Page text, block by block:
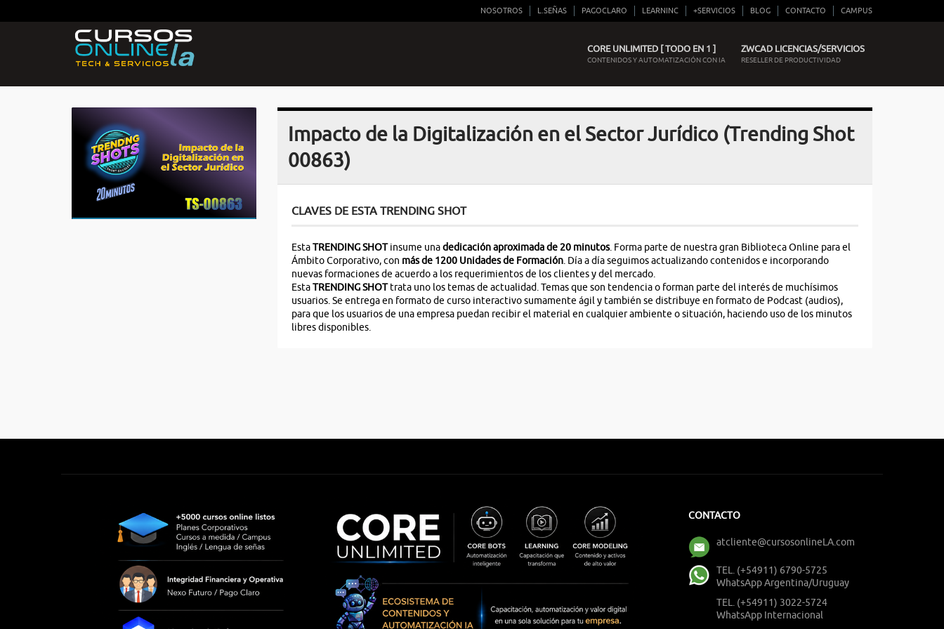
NOSOTROS L.SEÑAS PAGOCLARO LEARNINC +SERVICIOS BLOG CONTACTO CAMPUS
CORE UNLIMITED [ TODO EN 1 ]
CONTENIDOS Y AUTOMATIZACIÓN CON IA
ZWCAD LICENCIAS/SERVICIOS
RESELLER DE PRODUCTIVIDAD
Impacto de la Digitalización en el Sector Jurídico (Trending Shot
00863)
CLAVES DE ESTA TRENDING SHOT
EstaTRENDING SHOTinsume unadedicación aproximada de 20 minutos. Forma parte de nuestra gran Biblioteca Online para el
Ámbito Corporativo, con más de 1200 Unidades de Formación. Día a día seguimos actualizando contenidos e incorporando
nuevas formaciones de acuerdo a los requerimientos de los clientes y del mercado.
EstaTRENDING SHOTtrata uno los temas de actualidad. Temas que son tendencia o forman parte del interés de muchísimos
usuarios. Se entrega en formato de curso interactivo sumamente ágil y también se distribuye en formato de Podcast (audios),
para que los usuarios de una empresa puedan recibir el material en cualquier ambiente o situación, haciendo uso de los minutos
libres disponibles.
CONTACTO
atcliente@cursosonlineLA.com
TEL. (+54911) 6790-5725
WhatsApp Argentina/Uruguay
TEL. (+54911) 3022-5724
WhatsApp Internacional